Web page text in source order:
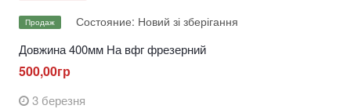
Продаж Состояние: Новий зі зберігання
Довжина 400мм На вфг фрезерний
500,00гр
3 березня